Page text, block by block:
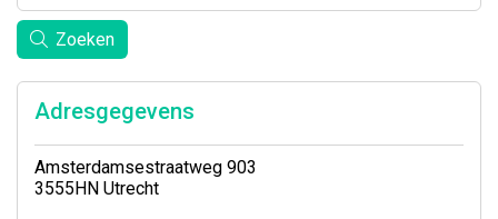
Zoeken
Adresgegevens
Amsterdamsestraatweg 903
3555HN Utrecht